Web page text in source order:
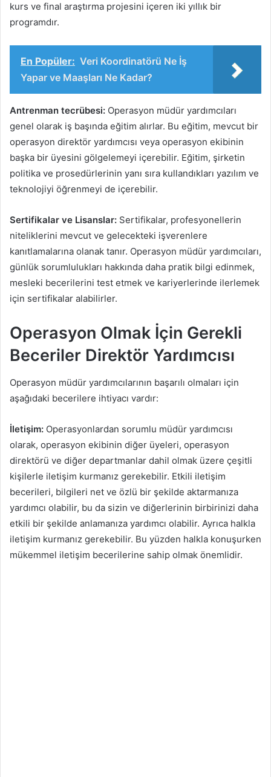
kurs ve final araştırma projesini içeren iki yıllık bir
programdır.
En Popüler: Veri Koordinatörü Ne İş
Yapar ve Maaşları Ne Kadar?
Antrenman tecrübesi: Operasyon müdür yardımcıları
genel olarak iş başında eğitim alırlar. Bu eğitim, mevcut bir
operasyon direktör yardımcısı veya operasyon ekibinin
başka bir üyesini gölgelemeyi içerebilir. Eğitim, şirketin
politika ve prosedürlerinin yanı sıra kullandıkları yazılım ve
teknolojiyi öğrenmeyi de içerebilir.
Sertifikalar ve Lisanslar: Sertifikalar, profesyonellerin
niteliklerini mevcut ve gelecekteki işverenlere
kanıtlamalarına olanak tanır. Operasyon müdür yardımcıları,
günlük sorumlulukları hakkında daha pratik bilgi edinmek,
mesleki becerilerini test etmek ve kariyerlerinde ilerlemek
için sertifikalar alabilirler.
Operasyon Olmak İçin Gerekli
Beceriler Direktör Yardımcısı
Operasyon müdür yardımcılarının başarılı olmaları için
aşağıdaki becerilere ihtiyacı vardır:
İletişim: Operasyonlardan sorumlu müdür yardımcısı
olarak, operasyon ekibinin diğer üyeleri, operasyon
direktörü ve diğer departmanlar dahil olmak üzere çeşitli
kişilerle iletişim kurmanız gerekebilir. Etkili iletişim
becerileri, bilgileri net ve özlü bir şekilde aktarmanıza
yardımcı olabilir, bu da sizin ve diğerlerinin birbirinizi daha
etkili bir şekilde anlamanıza yardımcı olabilir. Ayrıca halkla
iletişim kurmanız gerekebilir. Bu yüzden halkla konuşurken
mükemmel iletişim becerilerine sahip olmak önemlidir.